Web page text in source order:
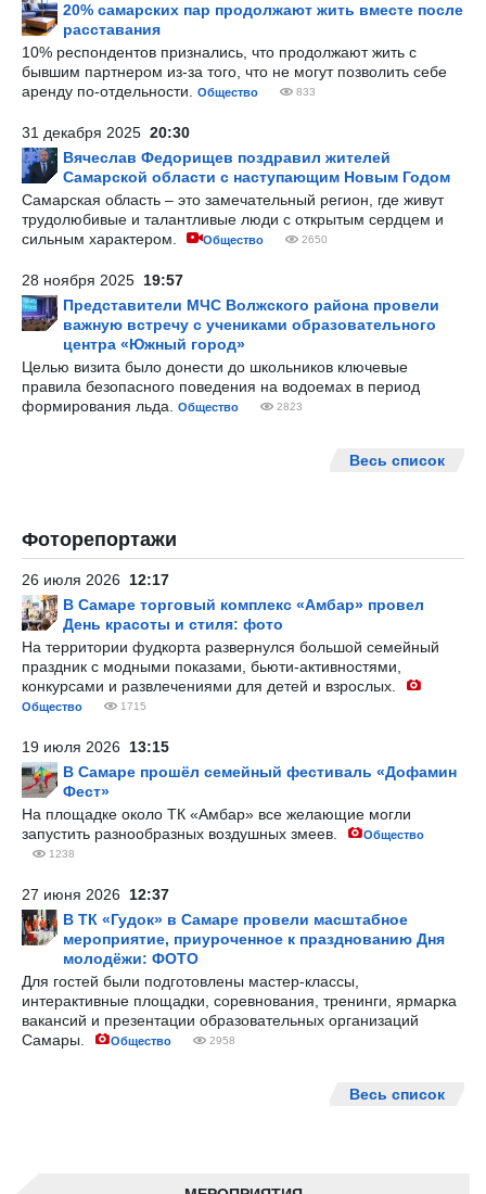
20% самарских пар продолжают жить вместе после
расставания
10% респондентов признались, что продолжают жить с
бывшим партнером из-за того, что не могут позволить себе
аренду по-отдельности.
Общество 833
31 декабря 2025 20:30
Вячеслав Федорищев поздравил жителей
Самарской области с наступающим Новым Годом
Самарская область – это замечательный регион, где живут
трудолюбивые и талантливые люди с открытым сердцем и
сильным характером.
Общество 2650
28 ноября 2025 19:57
Представители МЧС Волжского района провели
важную встречу с учениками образовательного
центра «Южный город»
Целью визита было донести до школьников ключевые
правила безопасного поведения на водоемах в период
формирования льда.
Общество 2823
Весь список
Фоторепортажи
26 июля 2026 12:17
В Самаре торговый комплекс «Амбар» провел
День красоты и стиля: фото
На территории фудкорта развернулся большой семейный
праздник с модными показами, бьюти-активностями,
конкурсами и развлечениями для детей и взрослых.
Общество 1715
19 июля 2026 13:15
В Самаре прошёл семейный фестиваль «Дофамин
Фест»
На площадке около ТК «Амбар» все желающие могли
запустить разнообразных воздушных змеев.
Общество
1238
27 июня 2026 12:37
В ТК «Гудок» в Самаре провели масштабное
мероприятие, приуроченное к празднованию Дня
молодёжи: ФОТО
Для гостей были подготовлены мастер-классы,
интерактивные площадки, соревнования, тренинги, ярмарка
вакансий и презентации образовательных организаций
Самары.
Общество 2958
Весь список